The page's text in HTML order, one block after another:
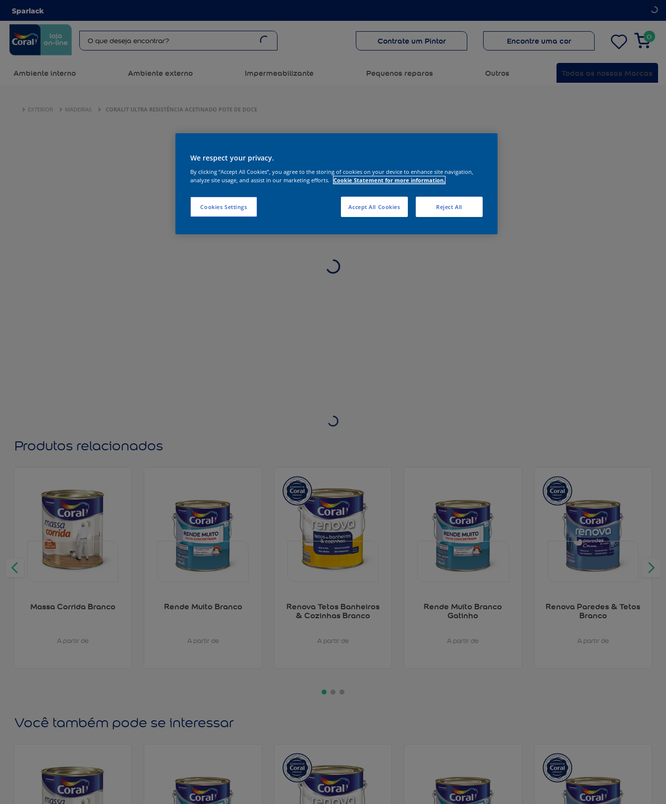
Sparlack
Contrate um Pintor Encontre uma cor 0
Ambiente interno Ambiente externo Impermeabilizante Pequenos reparos Outros Todas as nossas Marcas
EXTERIOR MADEIRAS CORALIT ULTRA RESISTÊNCIA ACETINADO POTE DE DOCE
Produtos relacionados
Massa Corrida Branco
A partir de
Rende Muito Branco
A partir de
Renova Tetos Banheiros
& Cozinhas Branco
A partir de
Rende Muito Branco
Gatinho
A partir de
Renova Paredes & Tetos
Branco
A partir de
Você também pode se interessar
We respect your privacy.
By clicking “Accept All Cookies”, you agree to the storing of cookies on your device to enhance site navigation,
analyze site usage, and assist in our marketing efforts. Cookie Statement for more information.
Cookies Settings Reject All
Accept All Cookies